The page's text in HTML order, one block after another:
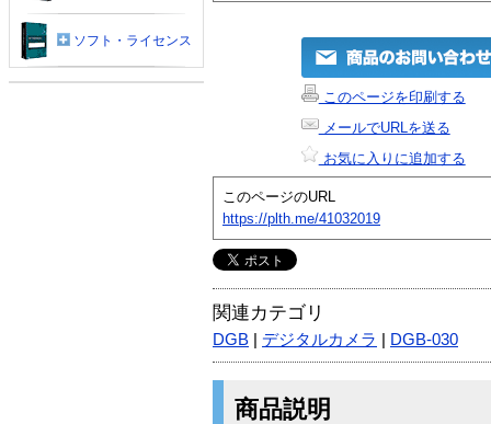
このページを印刷する
メールでURLを送る
お気に入りに追加する
このページのURL
https://plth.me/41032019
関連カテゴリ
DGB デジタルカメラ DGB-030
商品説明
ソフト・ライセンス